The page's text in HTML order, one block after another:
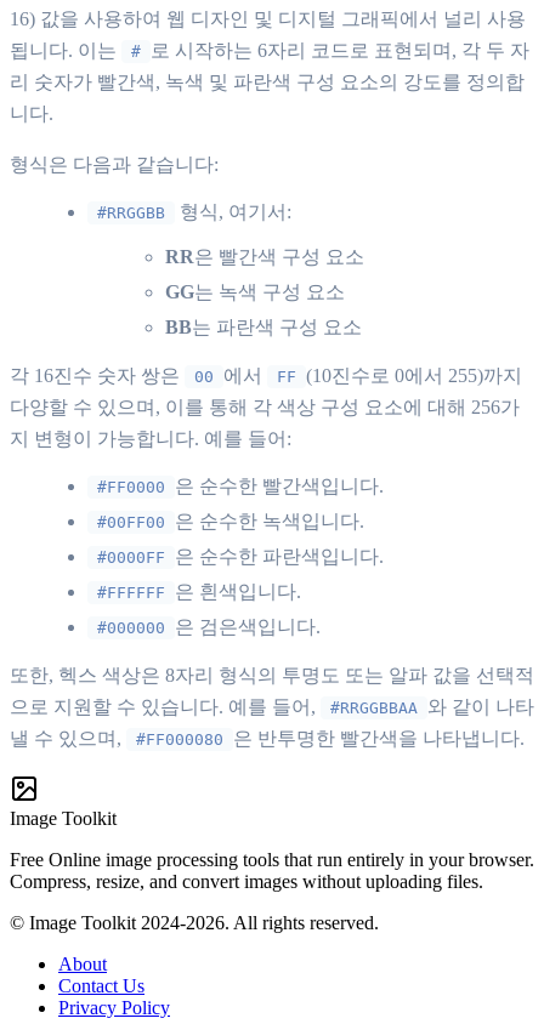
16) 값을 사용하여 웹 디자인 및 디지털 그래픽에서 널리 사용
됩니다. 이는
#
로 시작하는 6자리 코드로 표현되며, 각 두 자
리 숫자가 빨간색, 녹색 및 파란색 구성 요소의 강도를 정의합
니다.
형식은 다음과 같습니다:
#RRGGBB 형식, 여기서:
RR은 빨간색 구성 요소
GG는 녹색 구성 요소
BB는 파란색 구성 요소
각 16진수 숫자 쌍은 00 에서 FF (10진수로 0에서 255)까지
다양할 수 있으며, 이를 통해 각 색상 구성 요소에 대해 256가
지 변형이 가능합니다. 예를 들어:
#FF0000 은 순수한 빨간색입니다.
#00FF00 은 순수한 녹색입니다.
#0000FF 은 순수한 파란색입니다.
#FFFFFF 은 흰색입니다.
#000000 은 검은색입니다.
또한, 헥스 색상은 8자리 형식의 투명도 또는 알파 값을 선택적
으로 지원할 수 있습니다. 예를 들어,
#RRGGBBAA
와 같이 나타
낼 수 있으며,
#FF000080 은 반투명한 빨간색을 나타냅니다.
Image Toolkit
Free Online image processing tools that run entirely in your browser.
Compress, resize, and convert images without uploading files.
© Image Toolkit 2024-2026. All rights reserved.
About
Contact Us
Privacy Policy